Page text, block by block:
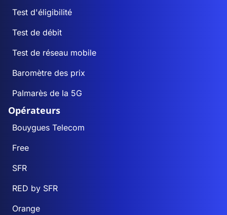
Test d'éligibilité
Test de débit
Test de réseau mobile
Baromètre des prix
Palmarès de la 5G
Opérateurs
Bouygues Telecom
Free
SFR
RED by SFR
Orange